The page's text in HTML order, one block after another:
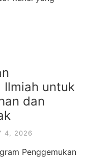
Ilmiah untuk
dan
4, 2026
Penggemukan